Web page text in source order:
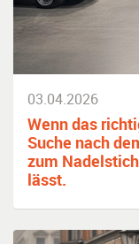
03.04.2026
Wenn das
Suche nach
zum
lässt.